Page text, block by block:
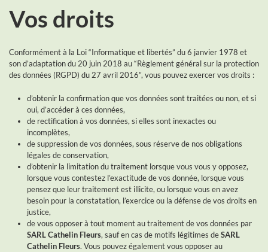
Vos droits
Conformément à la Loi “Informatique et libertés” du 6 janvier 1978 et
son d’adaptation du 20 juin 2018 au “Règlement général sur la protection
des données (RGPD) du 27 avril 2016”, vous pouvez exercer vos droits :
d’obtenir la confirmation que vos données sont traitées ou non, et si
oui, d’accéder à ces données,
de rectification à vos données, si elles sont inexactes ou
incomplètes,
de suppression de vos données, sous réserve de nos obligations
légales de conservation,
d’obtenir la limitation du traitement lorsque vous vous y opposez,
lorsque vous contestez l’exactitude de vos donnée, lorsque vous
pensez que leur traitement est illicite, ou lorsque vous en avez
besoin pour la constatation, l’exercice ou la défense de vos droits en
justice,
de vous opposer à tout moment au traitement de vos données par
SARL Cathelin Fleurs, sauf en cas de motifs légitimes deSARL
Cathelin Fleurs. Vous pouvez également vous opposer au